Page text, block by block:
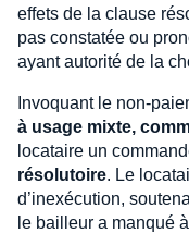
effets de la clause
pas constatée ou
ayant autorité de la
Invoquant le non-
à usage mixte,
locataire un
résolutoire. Le
d’inexécution,
le bailleur a manqué